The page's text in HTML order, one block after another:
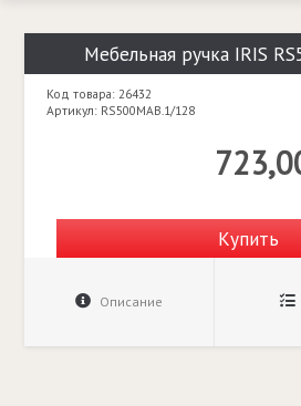
Мебельная ручка IRIS
Код товара: 26432
Артикул: RS500MAB.1/128
Купить
Описание